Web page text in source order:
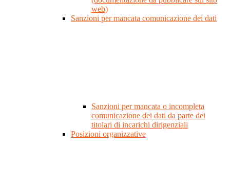
web)
Sanzioni per mancata comunicazione dei dati
Sanzioni per mancata o incompleta
comunicazione dei dati da parte dei
titolari di incarichi dirigenziali
Posizioni organizzative